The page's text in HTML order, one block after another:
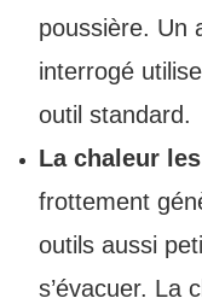
poussière. Un
interrogé
outil standard.
La chaleur
frottement
outils aussi
s’évacuer. La